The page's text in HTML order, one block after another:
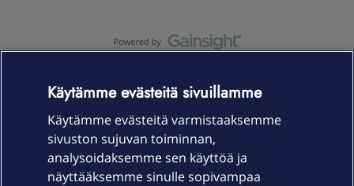
Laitteet & liittymät
Käytämme evästeitä sivuillamme
Käytämme evästeitä varmistaaksemme
sivuston sujuvan toiminnan,
analysoidaksemme sen käyttöä ja
näyttääksemme sinulle sopivampaa